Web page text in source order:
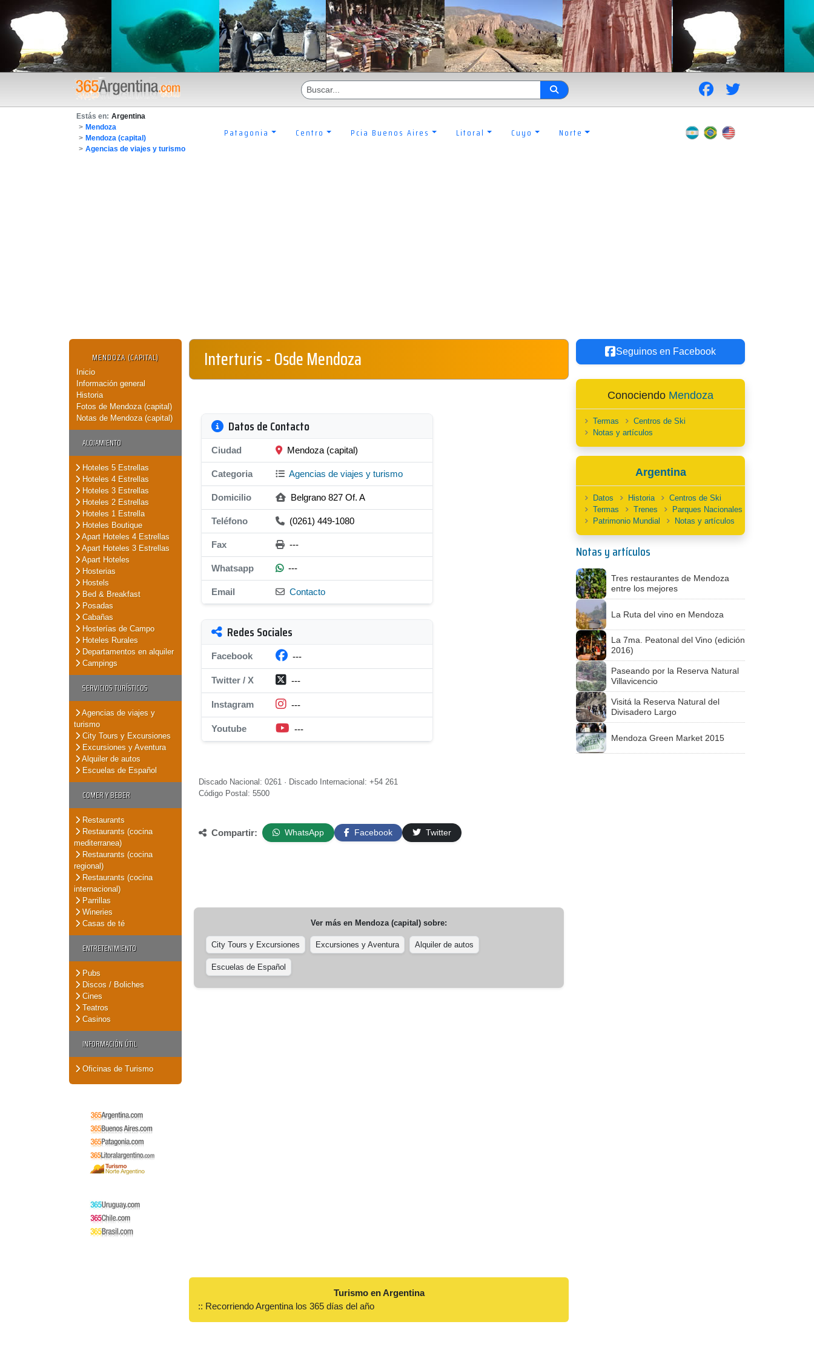
Estás en: Argentina
> Mendoza
> Mendoza (capital)
> Agencias de viajes y turismo
Patagonia Centro Pcia Buenos Aires Litoral Cuyo Norte
MENDOZA (CAPITAL)
Inicio
Información general
Historia
Fotos de Mendoza (capital)
Notas de Mendoza (capital)
ALOJAMIENTO
Hoteles 5 Estrellas
Hoteles 4 Estrellas
Hoteles 3 Estrellas
Hoteles 2 Estrellas
Hoteles 1 Estrella
Hoteles Boutique
Apart Hoteles 4 Estrellas
Apart Hoteles 3 Estrellas
Apart Hoteles
Hosterias
Hostels
Bed & Breakfast
Posadas
Cabañas
Hosterías de Campo
Hoteles Rurales
Departamentos en alquiler
Campings
SERVICIOS TURÍSTICOS
Agencias de viajes y
turismo
City Tours y Excursiones
Excursiones y Aventura
Alquiler de autos
Escuelas de Español
COMER Y BEBER
Restaurants
Restaurants (cocina
mediterranea)
Restaurants (cocina
regional)
Restaurants (cocina
internacional)
Parrillas
Wineries
Casas de té
ENTRETENIMIENTO
Pubs
Discos / Boliches
Cines
Teatros
Casinos
INFORMACIÓN ÚTIL
Oficinas de Turismo
Interturis - Osde Mendoza
Datos de Contacto
Ciudad Mendoza (capital)
Categoria Agencias de viajes y turismo
Domicilio Belgrano 827 Of. A
Teléfono (0261) 449-1080
Fax ---
Whatsapp ---
Email Contacto
Redes Sociales
Facebook ---
Twitter / X ---
Instagram ---
Youtube ---
Discado Nacional: 0261 · Discado Internacional: +54 261
Código Postal: 5500
Compartir: WhatsApp Facebook Twitter
Ver más en Mendoza (capital) sobre:
City Tours y Excursiones Excursiones y Aventura Alquiler de autos
Escuelas de Español
Turismo en Argentina
:: Recorriendo Argentina los 365 días del año
Seguinos en Facebook
Conociendo Mendoza
Termas
Centros de Ski
Notas y artículos
Argentina
Datos Historia
Centros de Ski
Termas
Trenes
Parques Nacionales
Patrimonio Mundial
Notas y artículos
Notas y artículos
Tres restaurantes de Mendoza
entre los mejores
La Ruta del vino en Mendoza
La 7ma. Peatonal del Vino (edición
2016)
Paseando por la Reserva Natural
Villavicencio
Visitá la Reserva Natural del
Divisadero Largo
Mendoza Green Market 2015